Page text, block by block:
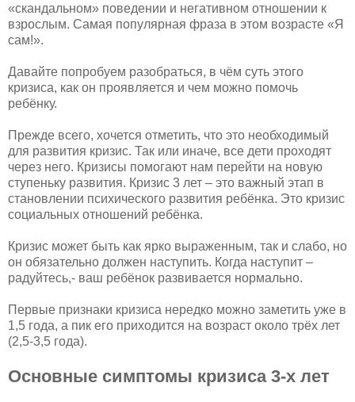
«скандальном» поведении и негативном отношении к
взрослым. Самая популярная фраза в этом возрасте «Я
сам!».
Давайте попробуем разобраться, в чём суть этого
кризиса, как он проявляется и чем можно помочь
ребёнку.
Прежде всего, хочется отметить, что это необходимый
для развития кризис. Так или иначе, все дети проходят
через него. Кризисы помогают нам перейти на новую
ступеньку развития. Кризис 3 лет – это важный этап в
становлении психического развития ребёнка. Это кризис
социальных отношений ребёнка.
Кризис может быть как ярко выраженным, так и слабо, но
он обязательно должен наступить. Когда наступит –
радуйтесь,- ваш ребёнок развивается нормально.
Первые признаки кризиса нередко можно заметить уже в
1,5 года, а пик его приходится на возраст около трёх лет
(2,5-3,5 года).
Основные симптомы кризиса 3-х лет